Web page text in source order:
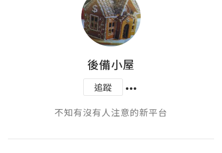
後備小屋
追蹤
不知有沒有人注意的新平台